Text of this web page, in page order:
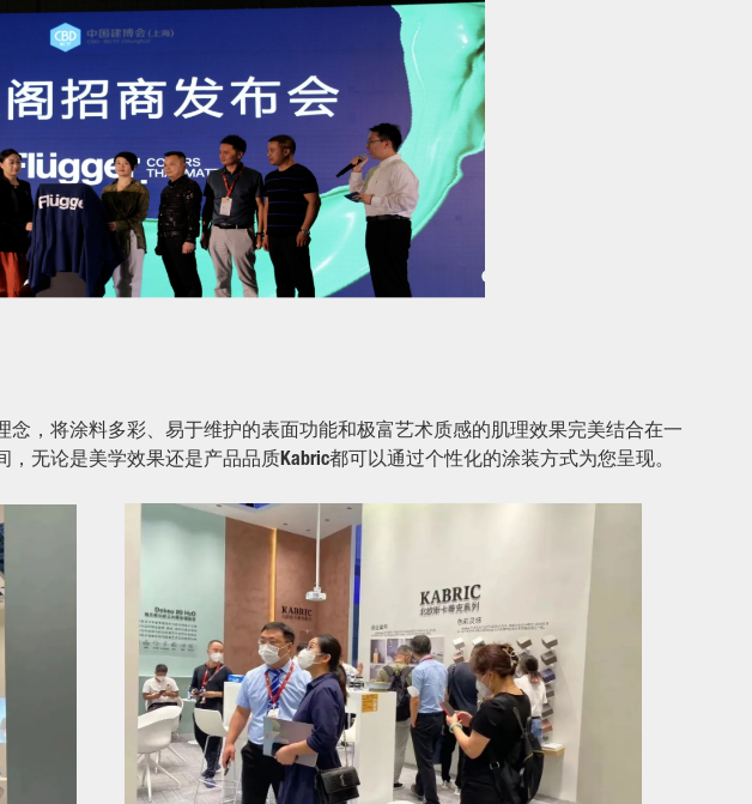
念，将涂料多彩、易于维护的表面功能和极富艺术质感的肌理效果完美结合在一
无论是美学效果还是产品品质Kabric都可以通过个性化的涂装方式为您呈现。